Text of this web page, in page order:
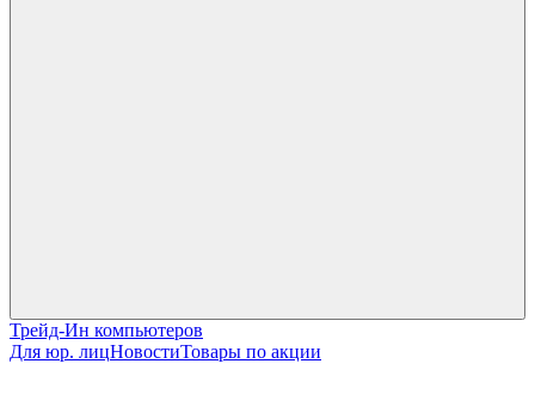
Трейд-Ин компьютеров
Для юр. лицНовостиТовары по акции